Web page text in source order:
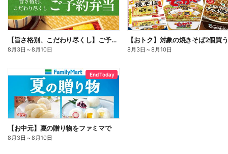
【旨さ格別、こだわり尽くし】ご予約弁当
8月3日 ～8月10日 8月3日 ～8月10日
End Today
【お中元】夏の贈り物をファミマで
8月3日 ～8月10日